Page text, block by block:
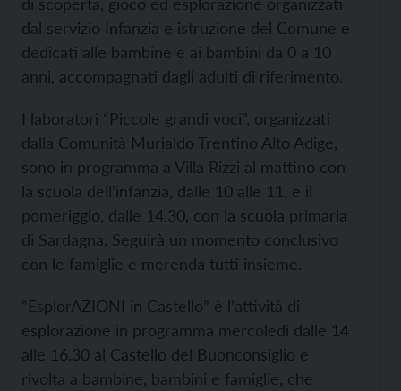
dal servizio Infanzia e istruzione del Comune e
dedicati alle bambine e ai bambini da 0 a 10
anni, accompagnati dagli adulti di riferimento.
I laboratori “Piccole grandi voci”, organizzati
dalla Comunità Murialdo Trentino Alto Adige,
sono in programma a Villa Rizzi al mattino con
la scuola dell’infanzia, dalle 10 alle 11, e il
pomeriggio, dalle 14.30, con la scuola primaria
di Sardagna. Seguirà un momento conclusivo
con le famiglie e merenda tutti insieme.
“EsplorAZIONI in Castello” è l’attività di
esplorazione in programma mercoledì dalle 14
alle 16.30 al Castello del Buonconsiglio e
rivolta a bambine, bambini e famiglie, che